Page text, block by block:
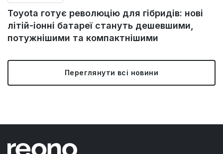
Toyota готує революцію для гібридів: нові
літій-іонні батареї стануть дешевшими,
потужнішими та компактнішими
Переглянути всі новини